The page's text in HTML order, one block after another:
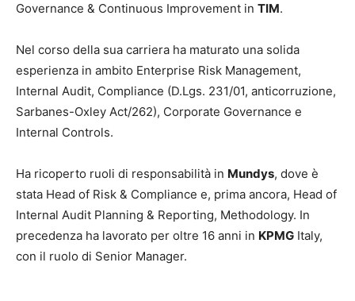
Governance & Continuous Improvement in TIM.
Nel corso della sua carriera ha maturato una solida
esperienza in ambito Enterprise Risk Management,
Internal Audit, Compliance (D.Lgs. 231/01, anticorruzione,
Sarbanes-Oxley Act/262), Corporate Governance e
Internal Controls.
Ha ricoperto ruoli di responsabilità in Mundys, dove è
stata Head of Risk & Compliance e, prima ancora, Head of
Internal Audit Planning & Reporting, Methodology. In
precedenza ha lavorato per oltre 16 anni in KPMG Italy,
con il ruolo di Senior Manager.